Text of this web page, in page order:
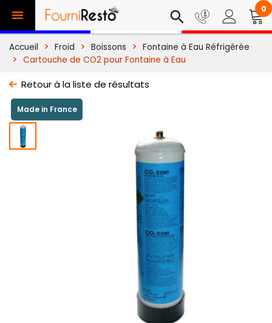
 search 0
Accueil Froid Boissons
Fontaine à Eau Réfrigérée
Cartouche de CO2 pour Fontaine à Eau
Retour à la liste de résultats
Made in France